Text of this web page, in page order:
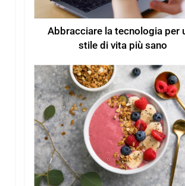
Abbracciare la tecnologia per
stile di vita più sano